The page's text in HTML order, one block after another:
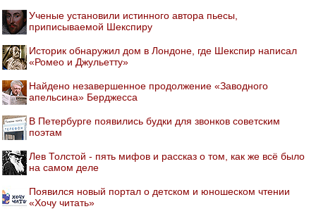
Ученые установили истинного автора пьесы,
приписываемой Шекспиру
Историк обнаружил дом в Лондоне, где Шекспир написал
«Ромео и Джульетту»
Найдено незавершенное продолжение «Заводного
апельсина» Берджесса
В Петербурге появились будки для звонков советским
поэтам
Лев Толстой - пять мифов и рассказ о том, как же всё было
на самом деле
Появился новый портал о детском и юношеском чтении
«Хочу читать»